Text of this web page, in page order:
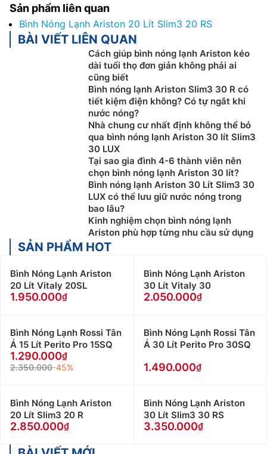
Sản phẩm liên quan
Bình Nóng Lạnh Ariston 20 Lít Slim3 20 RS
BÀI VIẾT LIÊN QUAN
Cách giúp bình nóng lạnh Ariston kéo
dài tuổi thọ đơn giản không phải ai
cũng biết
Bình nóng lạnh Ariston Slim3 30 R có
tiết kiệm điện không? Có tự ngắt khi
nước nóng?
Nhà chung cư nhất định không thể bỏ
qua bình nóng lạnh Ariston 30 lít Slim3
30 LUX
Tại sao gia đình 4-6 thành viên nên
chọn bình nóng lạnh Ariston 30 lít?
Bình nóng lạnh Ariston 30 Lít Slim3 30
LUX có thể lưu giữ nước nóng trong
bao lâu?
Kinh nghiệm chọn bình nóng lạnh
Ariston phù hợp từng nhu cầu sử dụng
SẢN PHẨM HOT
Bình Nóng Lạnh Ariston
20 Lít Vitaly 20SL
1.950.000
Bình Nóng Lạnh Ariston
30 Lít Vitaly 30
2.050.000
Bình Nóng Lạnh Rossi Tân
Á 15 Lít Perito Pro 15SQ
1.290.000
2.350.000-45%
Bình Nóng Lạnh Rossi Tân
Á 30 Lít Perito Pro 30SQ
1.490.000
Bình Nóng Lạnh Ariston
20 Lít Slim3 20 R
2.850.000
Bình Nóng Lạnh Ariston
30 Lít Slim3 30 RS
3.350.000